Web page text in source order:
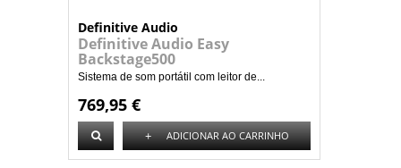
Definitive Audio
Definitive Audio Easy
Backstage500
Sistema de som portátil com leitor de...
769,95 €
+ ADICIONAR AO CARRINHO